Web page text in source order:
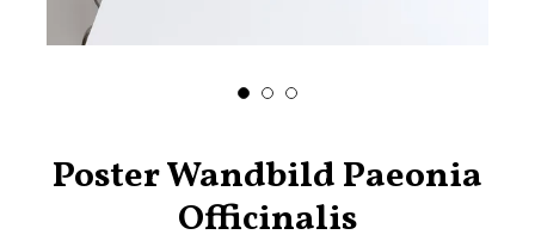
Poster Wandbild Paeonia
Officinalis